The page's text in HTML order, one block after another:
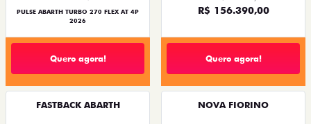
PULSE ABARTH TURBO 270 FLEX AT 4P
2026
Quero agora!
R$ 156.390,00
Quero agora!
FASTBACK ABARTH NOVA FIORINO